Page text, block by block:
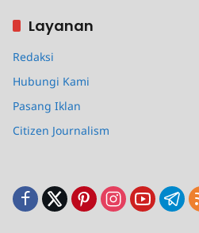
Layanan
Redaksi
Hubungi Kami
Pasang Iklan
Citizen Journalism